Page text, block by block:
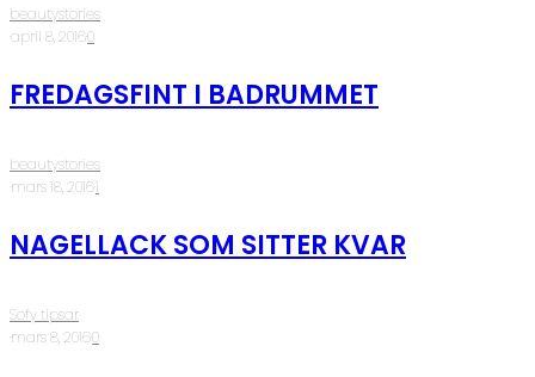
beautystories
·april 8, 2016·0
FREDAGSFINT I BADRUMMET
beautystories
·mars 18, 2016·1
NAGELLACK SOM SITTER KVAR
Sofy tipsar
·mars 8, 2016·0